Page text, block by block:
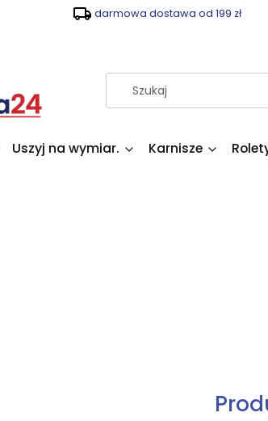
darmowa dostawa od 199 zł
Uszyj na wymiar. Karnisze